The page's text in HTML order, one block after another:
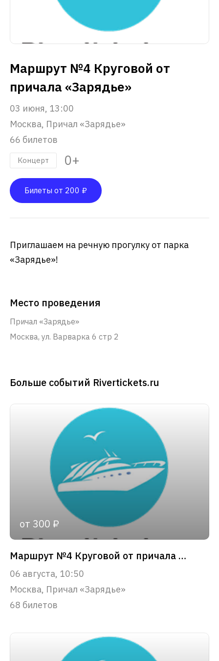
Маршрут №4 Круговой от
причала «Зарядье»
03 июня, 13:00
Москва, Причал «Зарядье»
66 билетов
Концерт 0+
Билеты от 200 ₽
Приглашаем на речную прогулку от парка
«Зарядье»!
Место проведения
Причал «Зарядье»
Москва, ул. Варварка 6 стр 2
Больше событий Rivertickets.ru
от 300 ₽
Маршрут №4 Круговой от причала «Зарядье»
06 августа, 10:50
Москва, Причал «Зарядье»
68 билетов